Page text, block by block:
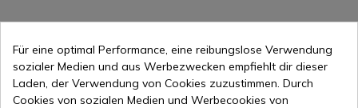
28,31 € In den Warenkorb
Online-Verkauf seit 1998
Für eine optimal Performance, eine reibungslose Verwendung
sozialer Medien und aus Werbezwecken empfiehlt dir dieser
Laden, der Verwendung von Cookies zuzustimmen. Durch
Cookies von sozialen Medien und Werbecookies von